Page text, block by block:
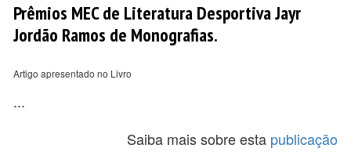
Prêmios MEC de Literatura Desportiva Jayr
Jordão Ramos de Monografias.
Artigo apresentado no Livro
...
Saiba mais sobre esta publicação